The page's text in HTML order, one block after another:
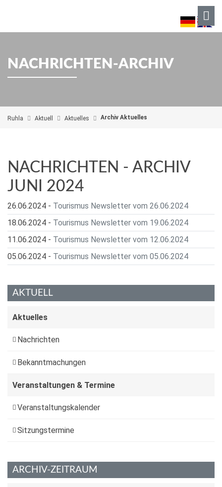
NACHRICHTEN-ARCHIV
Ruhla Aktuell Aktuelles Archiv Aktuelles
NACHRICHTEN - ARCHIV
JUNI 2024
26.06.2024 - Tourismus Newsletter vom 26.06.2024
18.06.2024 - Tourismus Newsletter vom 19.06.2024
11.06.2024 - Tourismus Newsletter vom 12.06.2024
05.06.2024 - Tourismus Newsletter vom 05.06.2024
AKTUELL
Aktuelles
Nachrichten
Bekanntmachungen
Veranstaltungen & Termine
Veranstaltungskalender
Sitzungstermine
ARCHIV-ZEITRAUM